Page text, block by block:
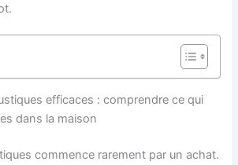
efficaces : comprendre ce qui
dans la maison
commence rarement par un achat.